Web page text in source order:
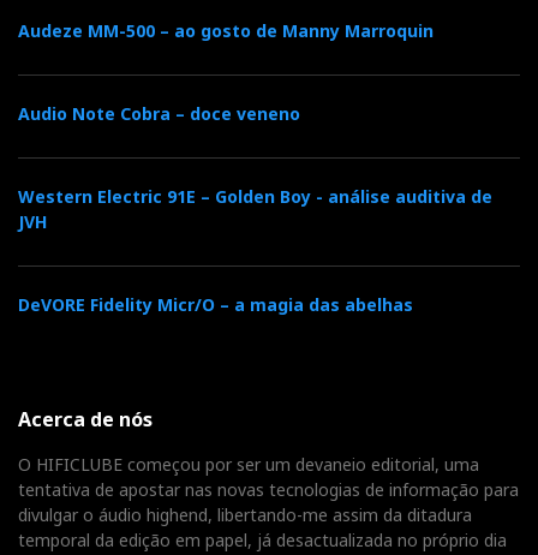
Audeze MM-500 – ao gosto de Manny Marroquin
Audio Note Cobra – doce veneno
Western Electric 91E – Golden Boy - análise auditiva de
JVH
DeVORE Fidelity Micr/O – a magia das abelhas
Acerca de nós
O HIFICLUBE começou por ser um devaneio editorial, uma
tentativa de apostar nas novas tecnologias de informação para
divulgar o áudio highend, libertando-me assim da ditadura
temporal da edição em papel, já desactualizada no próprio dia